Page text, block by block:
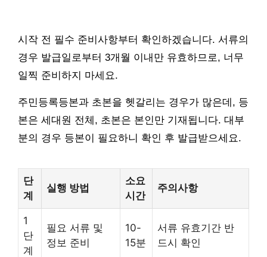
시작 전 필수 준비사항부터 확인하겠습니다. 서류의
경우 발급일로부터 3개월 이내만 유효하므로, 너무
일찍 준비하지 마세요.
주민등록등본과 초본을 헷갈리는 경우가 많은데, 등
본은 세대원 전체, 초본은 본인만 기재됩니다. 대부
분의 경우 등본이 필요하니 확인 후 발급받으세요.
단
계
실행 방법
소요
시간
주의사항
1
단
계
필요 서류 및
정보 준비
10-
15분
서류 유효기간 반
드시 확인